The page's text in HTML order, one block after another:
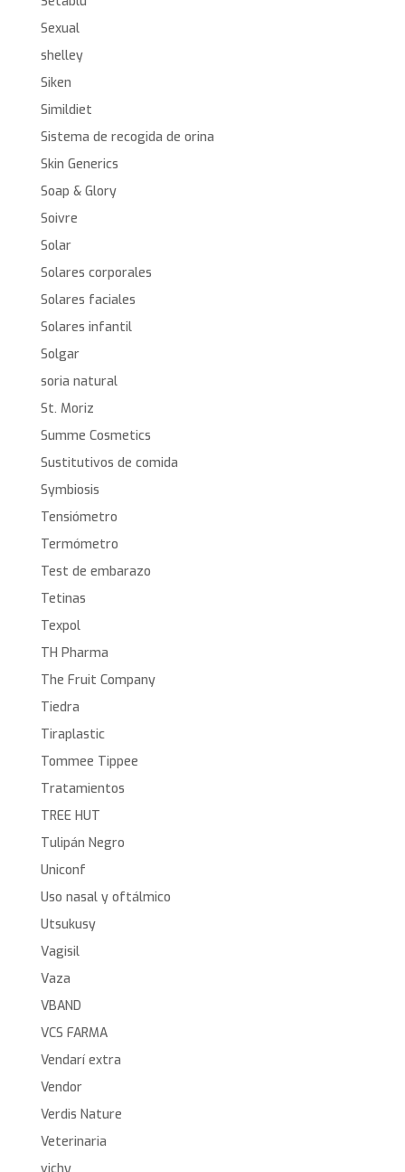
Sexual
shelley
Siken
Simildiet
Sistema de recogida de orina
Skin Generics
Soap & Glory
Soivre
Solar
Solares corporales
Solares faciales
Solares infantil
Solgar
soria natural
St. Moriz
Summe Cosmetics
Sustitutivos de comida
Symbiosis
Tensiómetro
Termómetro
Test de embarazo
Tetinas
Texpol
TH Pharma
The Fruit Company
Tiedra
Tiraplastic
Tommee Tippee
Tratamientos
TREE HUT
Tulipán Negro
Uniconf
Uso nasal y oftálmico
Utsukusy
Vagisil
Vaza
VBAND
VCS FARMA
Vendarí extra
Vendor
Verdis Nature
Veterinaria